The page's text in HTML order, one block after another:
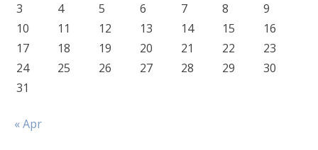
3
4 5 6 7 8
9
10
11 12 13 14 15
16
17
18 19 20 21 22
23
24
25 26 27 28 29
30
31
« Apr